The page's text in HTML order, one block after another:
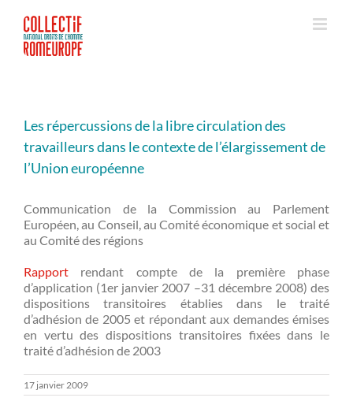
contenu
Les répercussions de la libre circulation des
travailleurs dans le contexte de l’élargissement de
l’Union européenne
Communication de la Commission au Parlement
Européen, au Conseil, au Comité économique et social et
au Comité des régions
Rapport rendant compte de la première phase
d’application (1er janvier 2007 –31 décembre 2008) des
dispositions transitoires établies dans le traité
d’adhésion de 2005 et répondant aux demandes émises
en vertu des dispositions transitoires fixées dans le
traité d’adhésion de 2003
17 janvier 2009